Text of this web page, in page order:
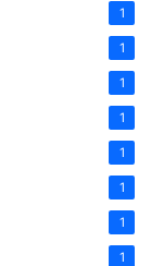
1
1
1
1
1
1
1
1